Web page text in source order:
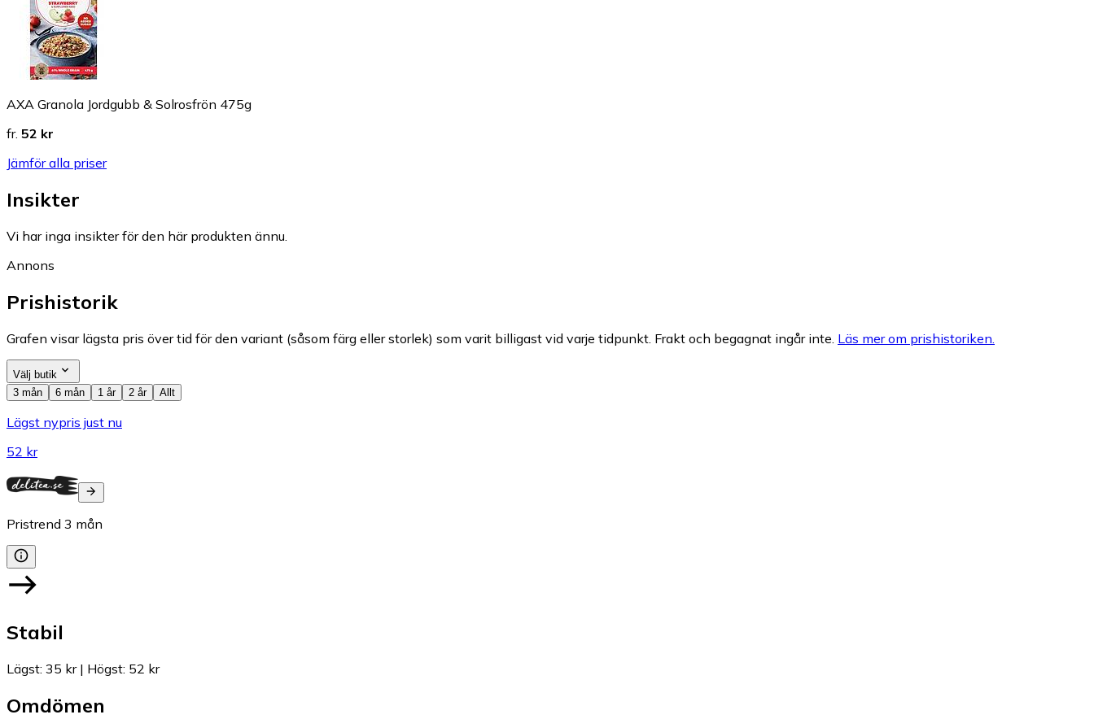
AXA Granola Jordgubb & Solrosfrön 475g
fr. 52 kr
Jämför alla priser
Insikter
Vi har inga insikter för den här produkten ännu.
Annons
Prishistorik
Grafen visar lägsta pris över tid för den variant (såsom färg eller storlek) som varit billigast vid varje tidpunkt. Frakt och begagnat ingår inte. Läs mer om prishistoriken.
Välj butik
3 mån
6 mån 1 år 2 år Allt
Lägst nypris just nu
52 kr
Pristrend 3 mån
Stabil
Lägst: 35 kr| Högst: 52 kr
Omdömen